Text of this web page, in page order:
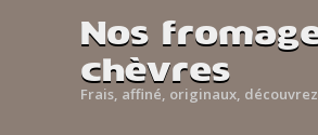
Nos
chèvres
Frais, affiné, originaux,